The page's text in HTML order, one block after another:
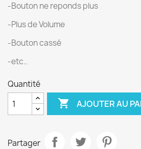
-Bouton ne reponds plus
-Plus de Volume
-Bouton cassé
-etc..
Quantité
 AJOUTER AU
Partager